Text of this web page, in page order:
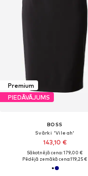
Premium
PIEDĀVĀJUMS
BOSS
Svārki 'Vileah'
143,10 €
Sākotnējā cena: 179,00 €
Pēdējā zemākā cena:119,25 €